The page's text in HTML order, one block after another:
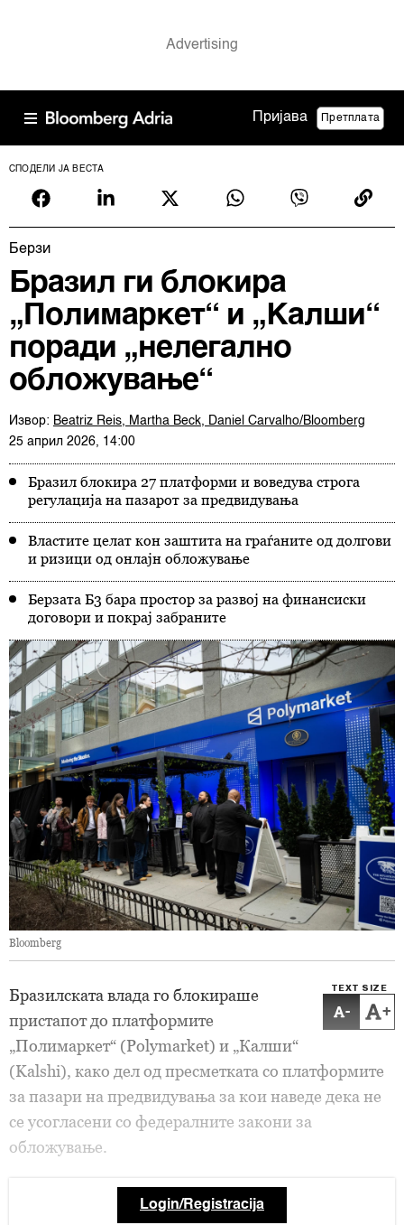
Пријава Претплата
СПОДЕЛИ ЈА ВЕСТА
Берзи
Бразил ги блокира
„Полимаркет“ и „Калши“
поради „нелегално
обложување“
Извор: Beatriz Reis, Martha Beck, Daniel Carvalho/Bloomberg
25 април 2026, 14:00
Бразил блокира 27 платформи и воведува строга
регулација на пазарот за предвидувања
Властите целат кон заштита на граѓаните од долгови
и ризици од онлајн обложување
Берзата Б3 бара простор за развој на финансиски
договори и покрај забраните
Bloomberg
TEXT SIZE
- +
Бразилската влада го блокираше
пристапот до платформите
„Полимаркет“ (Polymarket) и „Калши“
(Kalshi), како дел од пресметката со платформите
за пазари на предвидувања за кои наведе дека не
се усогласени со федералните закони за
обложување.
Login/Registracija